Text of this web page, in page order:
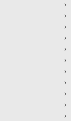
›
›
›
›
›
›
›
›
›
›
›